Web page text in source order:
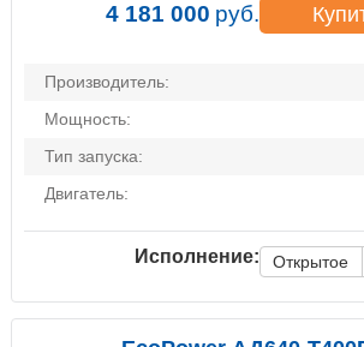
4 181 000 руб.
Производитель:
Мощность:
Тип запуска:
Двигатель:
Исполнение: Открытое